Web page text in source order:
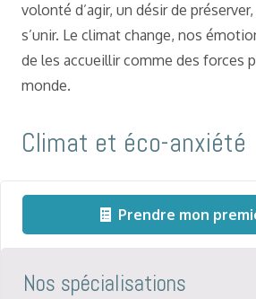
volonté d’agir, un désir de
s’unir. Le climat change, nos
de les accueillir comme des forces
monde.
Climat et éco-anxiété
Prendre mon
Nos spécialisations